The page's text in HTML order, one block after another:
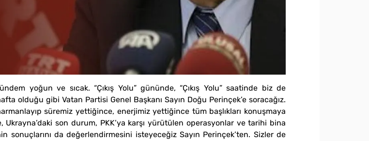
yoğun ve sıcak. “Çıkış Yolu” gününde, “Çıkış Yolu” saatinde biz de
olduğu gibi Vatan Partisi Genel Başkanı Sayın Doğu Perinçek’e soracağız.
süremiz yettiğince, enerjimiz yettiğince tüm başlıkları konuşmaya
Ukrayna’daki son durum, PKK’ya karşı yürütülen operasyonlar ve tarihi bina
sonuçlarını da değerlendirmesini isteyeceğiz Sayın Perinçek’ten. Sizler de